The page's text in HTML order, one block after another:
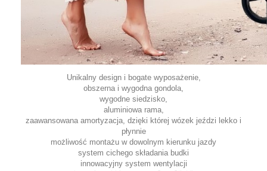
Unikalny design i bogate wyposażenie,
obszerna i wygodna gondola,
wygodne siedzisko,
aluminiowa rama,
zaawansowana amortyzacja, dzięki której wózek jeździ lekko i
płynnie
możliwość montażu w dowolnym kierunku jazdy
system cichego składania budki
innowacyjny system wentylacji